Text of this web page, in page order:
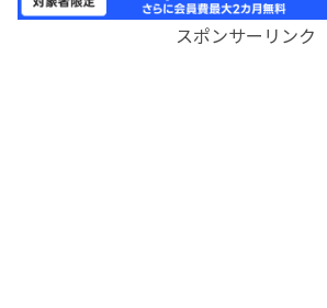
スポンサーリンク